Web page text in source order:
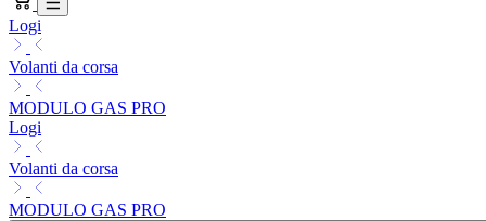
Logi
Volanti da corsa
MODULO GAS PRO
Logi
Volanti da corsa
MODULO GAS PRO